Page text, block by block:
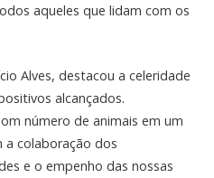
aqueles que lidam com os
Alves, destacou a celeridade
alcançados.
número de animais em um
colaboração dos
e o empenho das nossas